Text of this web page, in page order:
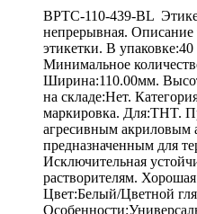
BPTC-110-439-BL
непрерывная. Описание
этикетки. В
Минимальное
Ширина:110.00мм.
на складе:Нет.
маркировка. Для:THT.
агресивным акриловым
предназначенным для
Исключительная
растворителям.
Цвет:Белый/Цветной